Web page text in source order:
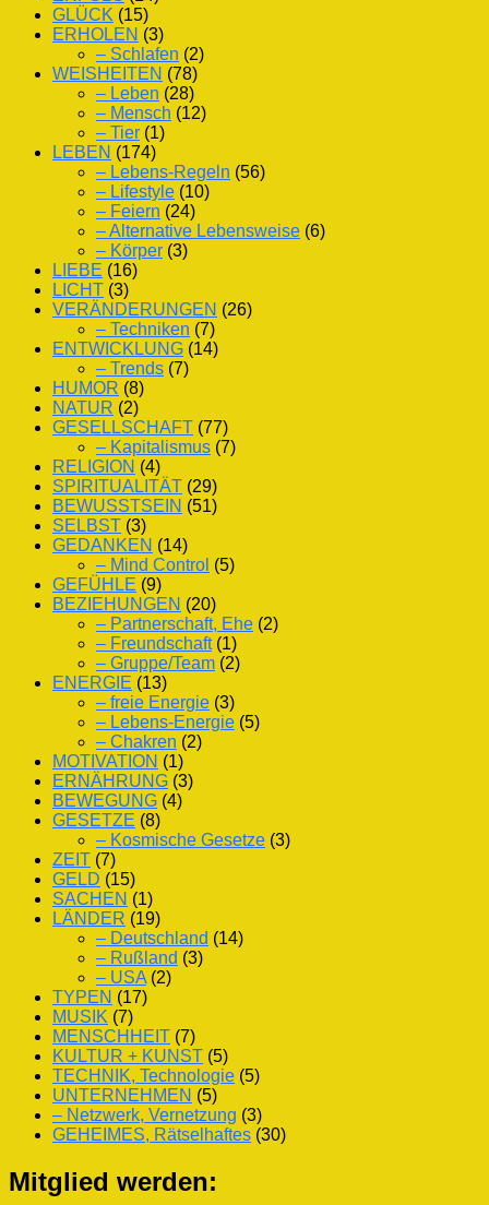
GLÜCK (15)
ERHOLEN (3)
– Schlafen (2)
WEISHEITEN (78)
– Leben (28)
– Mensch (12)
– Tier (1)
LEBEN (174)
– Lebens-Regeln (56)
– Lifestyle (10)
– Feiern (24)
– Alternative Lebensweise (6)
– Körper (3)
LIEBE (16)
LICHT (3)
VERÄNDERUNGEN (26)
– Techniken (7)
ENTWICKLUNG (14)
– Trends (7)
HUMOR (8)
NATUR (2)
GESELLSCHAFT (77)
– Kapitalismus (7)
RELIGION (4)
SPIRITUALITÄT (29)
BEWUSSTSEIN (51)
SELBST (3)
GEDANKEN (14)
– Mind Control (5)
GEFÜHLE (9)
BEZIEHUNGEN (20)
– Partnerschaft, Ehe (2)
– Freundschaft(1)
– Gruppe/Team (2)
ENERGIE (13)
– freie Energie (3)
– Lebens-Energie (5)
– Chakren (2)
MOTIVATION (1)
ERNÄHRUNG (3)
BEWEGUNG (4)
GESETZE (8)
– Kosmische Gesetze (3)
ZEIT (7)
GELD (15)
SACHEN (1)
LÄNDER (19)
– Deutschland (14)
– Rußland (3)
– USA (2)
TYPEN (17)
MUSIK (7)
MENSCHHEIT (7)
KULTUR + KUNST (5)
TECHNIK, Technologie (5)
UNTERNEHMEN (5)
– Netzwerk, Vernetzung (3)
GEHEIMES, Rätselhaftes (30)
Mitglied werden: